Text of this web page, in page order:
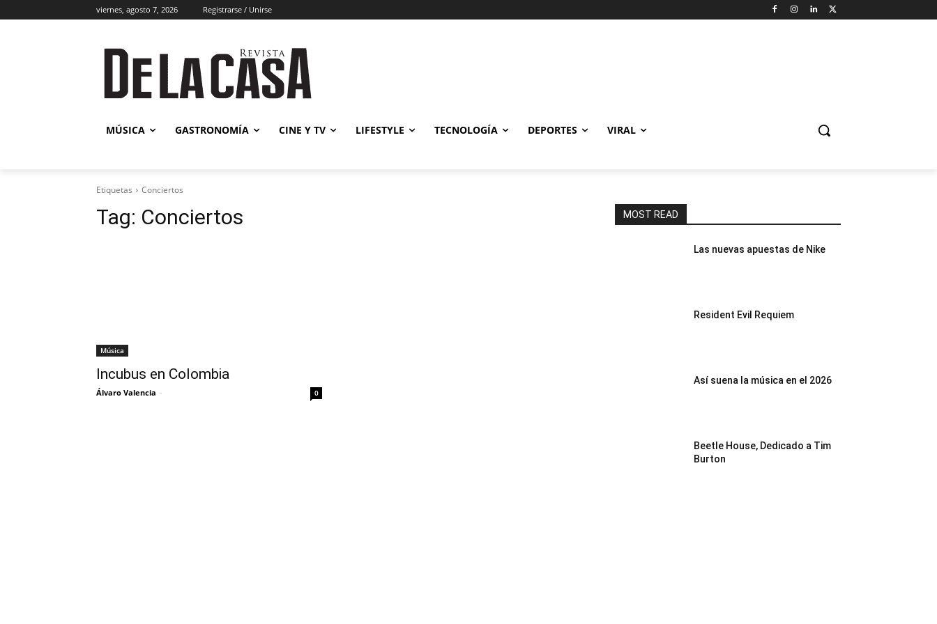
viernes, agosto 7, 2026 Registrarse / Unirse
MÚSICA GASTRONOMÍA CINE Y TV LIFESTYLE TECNOLOGÍA DEPORTES VIRAL
Etiquetas Conciertos
Tag: Conciertos
Música
Incubus en Colombia
Álvaro Valencia - 0
MOST READ
Las nuevas apuestas de Nike
Resident Evil Requiem
Así suena la música en el 2026
Beetle House, Dedicado a Tim
Burton